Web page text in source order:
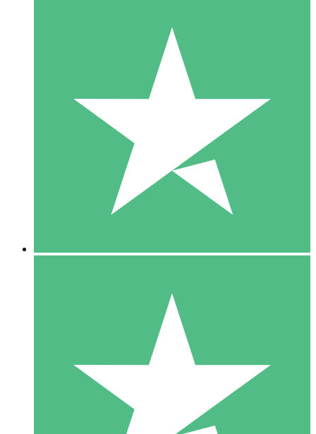
Pacchetti di Crediti Individuali
Paga a consumo con crediti di download. Nessun impegno
1 Download
10
US$1500
10 Download
20